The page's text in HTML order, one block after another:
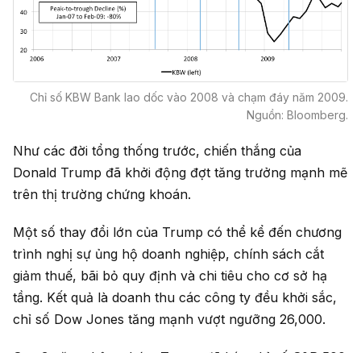
Chỉ số KBW Bank lao dốc vào 2008 và chạm đáy năm 2009.
Nguồn: Bloomberg.
Như các đời tổng thống trước, chiến thắng của
Donald Trump đã khởi động đợt tăng trưởng mạnh mẽ
trên thị trường chứng khoán.
Một số thay đổi lớn của Trump có thể kể đến chương
trình nghị sự ủng hộ doanh nghiệp, chính sách cắt
giảm thuế, bãi bỏ quy định và chi tiêu cho cơ sở hạ
tầng. Kết quả là doanh thu các công ty đều khởi sắc,
chỉ số Dow Jones tăng mạnh vượt ngưỡng 26,000.